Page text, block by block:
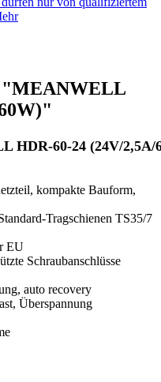
"MEANWELL
HDR-60-24 (24V/2,5A/
kompakte Bauform,
Tragschienen TS35/7
EU
Schraubanschlüsse
auto recovery
Überspannung